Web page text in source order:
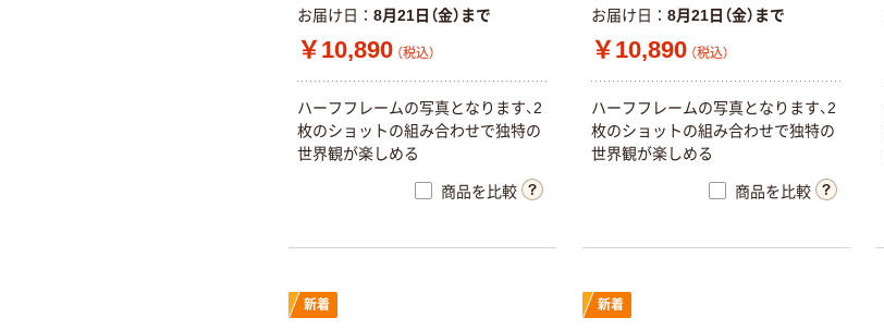
お届け日 8月21日（金）まで
￥10,890 （税込）
ハーフフレームの写真となります、2
枚のショットの組み合わせで独特の
世界観が楽しめる
商品を比較
お届け日 8月21日（金）まで
￥10,890 （税込）
ハーフフレームの写真となります、2
枚のショットの組み合わせで独特の
世界観が楽しめる
商品を比較
新着 新着